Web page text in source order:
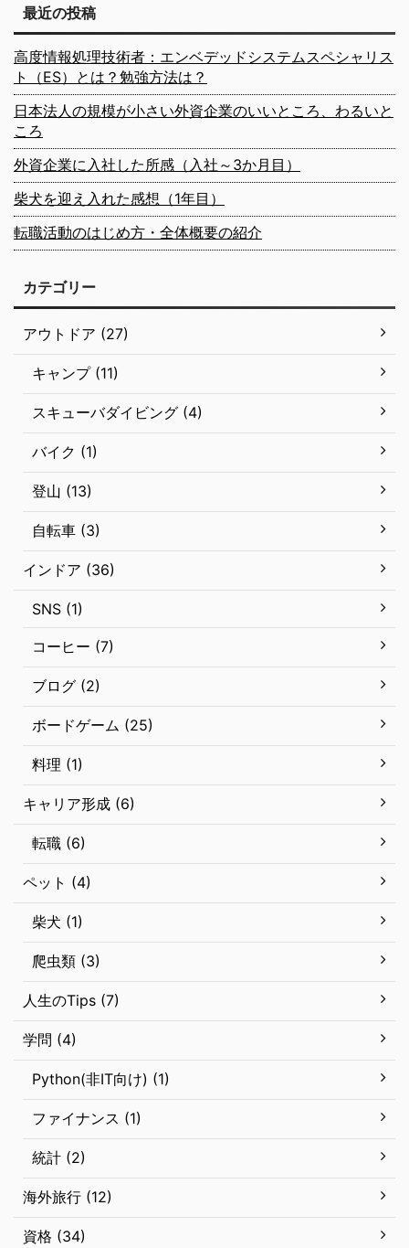
最近の投稿
高度情報処理技術者：エンベデッドシステムスペシャリス
ト（ES）とは？勉強方法は？
日本法人の規模が小さい外資企業のいいところ、わるいと
ころ
外資企業に入社した所感（入社～3か月目）
柴犬を迎え入れた感想（1年目）
転職活動のはじめ方・全体概要の紹介
カテゴリー
アウトドア (27)
キャンプ (11)
スキューバダイビング (4)
バイク (1)
登山 (13)
自転車 (3)
インドア (36)
SNS (1)
コーヒー (7)
ブログ (2)
ボードゲーム (25)
料理 (1)
キャリア形成 (6)
転職 (6)
ペット (4)
柴犬 (1)
爬虫類 (3)
人生のTips (7)
学問 (4)
Python(非IT向け) (1)
ファイナンス (1)
統計 (2)
海外旅行 (12)
資格 (34)